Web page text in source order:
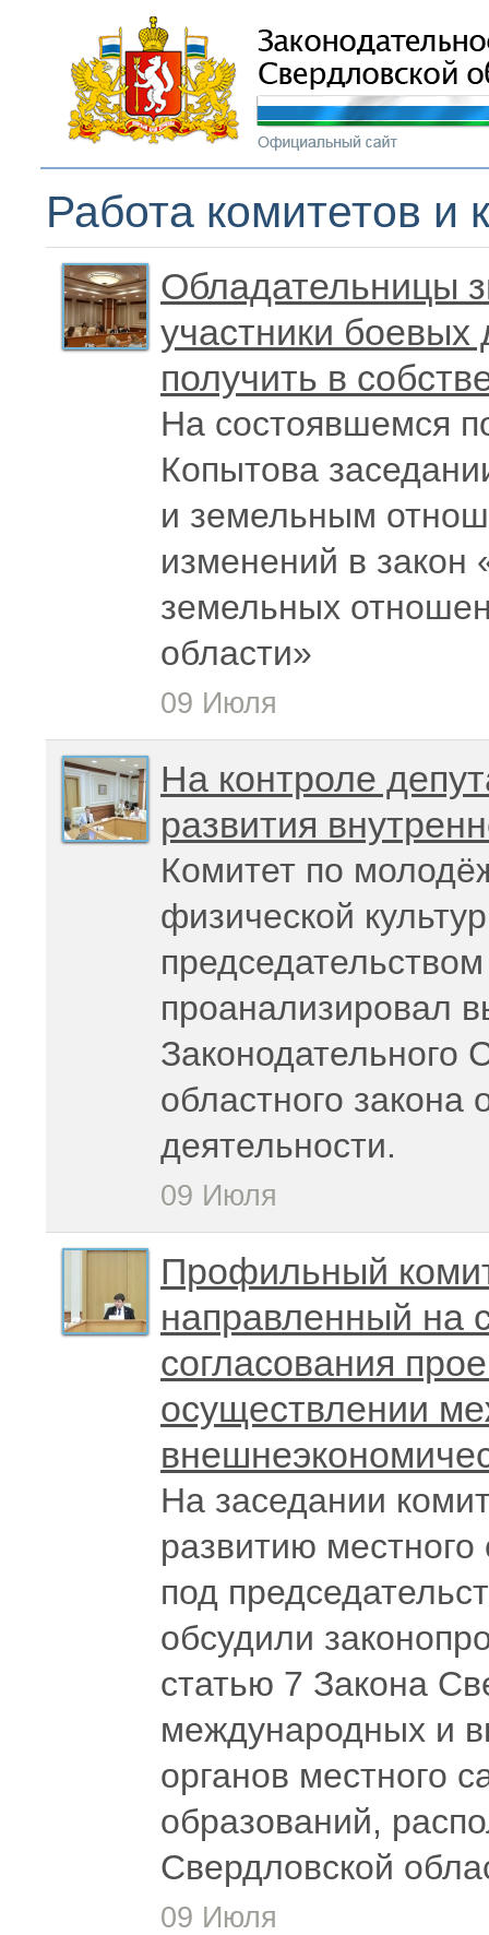
Работа комитетов и
Обладательницы
участники боевых
получить в
На состоявшемся
Копытова
и земельным
изменений в закон
земельных
области»
09 Июля
На контроле
развития
Комитет по
физической
проанализировал
Законодательного
областного закона
деятельности.
09 Июля
Профильный
направленный на
согласования
осуществлении
На заседании
развитию
под
обсудили
статью 7 Закона
международных и
органов местного
образований,
Свердловской
09 Июля